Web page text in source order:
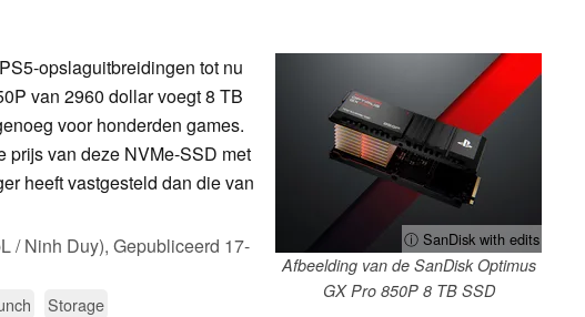
ⓘ SanDisk with edits
Afbeelding van de SanDisk Optimus
GX Pro 850P 8 TB SSD
opslaguitbreidingen tot nu
van 2960 dollar voegt 8 TB
voor honderden games.
prijs van deze NVMe-SSD met
heeft vastgesteld dan die van
/ Ninh Duy), Gepubliceerd 17-
Storage